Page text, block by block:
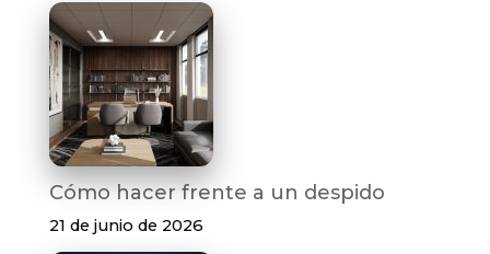
Cómo hacer frente a un despido
21 de junio de 2026